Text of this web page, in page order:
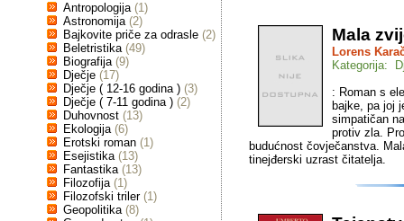
Antropologija (1)
Astronomija (2)
Bajkovite priče za odrasle (2)
Beletristika (49)
Biografija (9)
Dječje (17)
Dječje ( 12-16 godina ) (3)
Dječje ( 7-11 godina ) (2)
Duhovnost (13)
Ekologija (6)
Erotski roman (1)
Esejistika (13)
Fantastika (13)
Filozofija (1)
Filozofski triler (1)
Geopolitika (8)
Mala
Lorens
Kategorija:
: Roman s
bajke, pa joj
simpatičan
protiv zla.
budućnost čovječanstva.
tinejđerski uzrast čitatelja.